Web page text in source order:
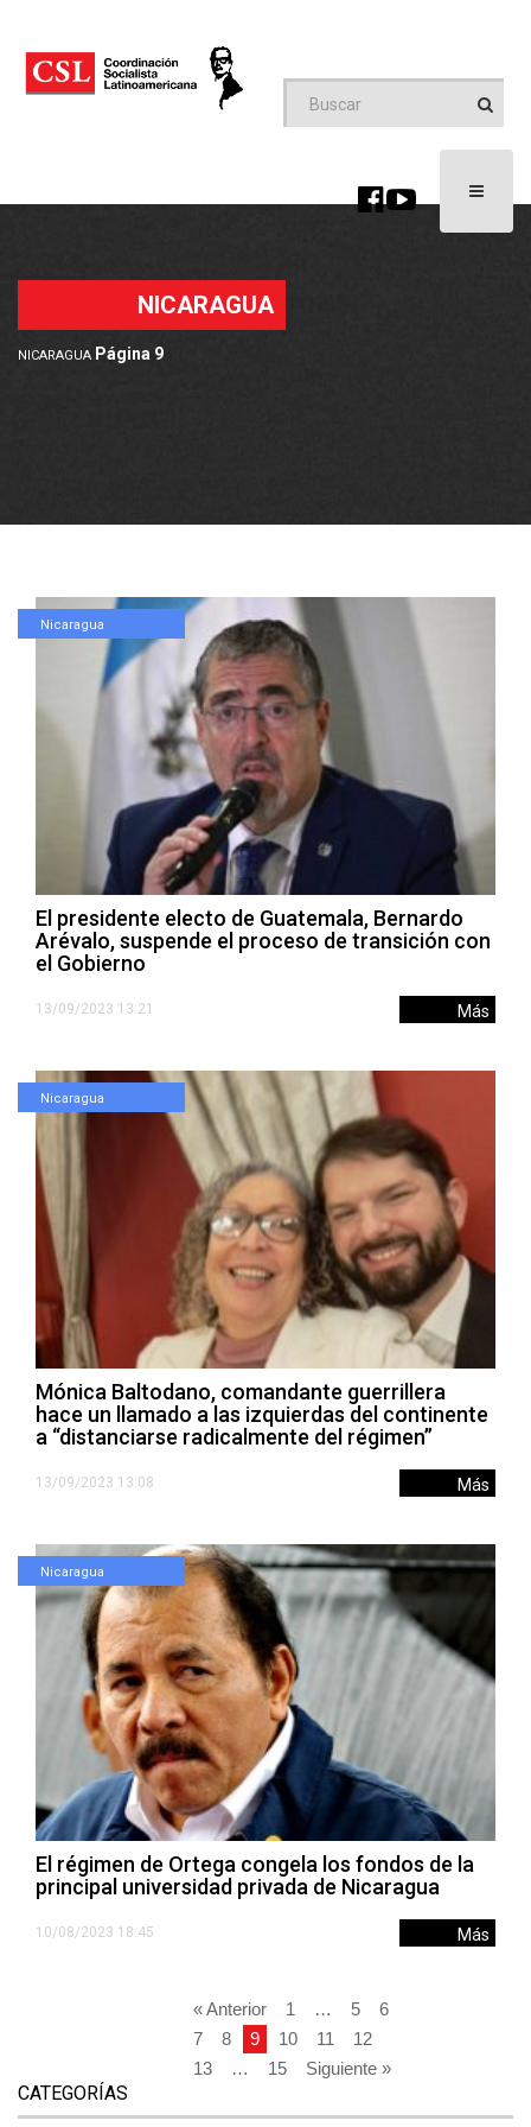
Toggle
NICARAGUA
NICARAGUA Página 9
Nicaragua
El presidente electo de Guatemala, Bernardo
Arévalo, suspende el proceso de transición con
el Gobierno
13/09/2023 13:21 Más
Nicaragua
Mónica Baltodano, comandante guerrillera
hace un llamado a las izquierdas del continente
a “distanciarse radicalmente del régimen”
13/09/2023 13:08 Más
Nicaragua
El régimen de Ortega congela los fondos de la
principal universidad privada de Nicaragua
10/08/2023 18:45 Más
« Anterior 1 … 5
6
7
8 9 10 11
12
13
… 15 Siguiente »
CATEGORÍAS